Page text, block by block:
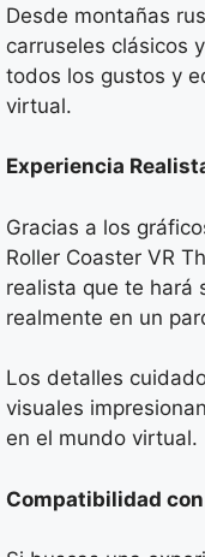
Desde montañas
carruseles clásicos
todos los gustos y
virtual.
Experiencia
Gracias a los
Roller Coaster VR
realista que te hará
realmente en un
Los detalles
visuales
en el mundo virtual.
Compatibilidad